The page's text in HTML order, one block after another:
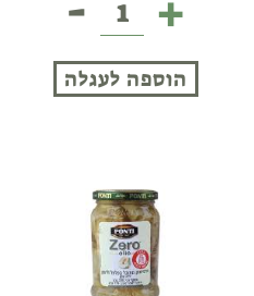
אנשובי
זית
הוספה לעגלה